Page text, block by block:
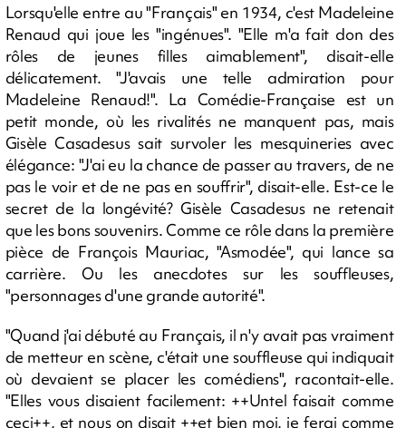
Lorsqu'elle entre au "Français" en 1934, c'est Madeleine
Renaud qui joue les "ingénues". "Elle m'a fait don des
rôles de jeunes filles aimablement", disait-elle
délicatement. "J'avais une telle admiration pour
Madeleine Renaud!". La Comédie-Française est un
petit monde, où les rivalités ne manquent pas, mais
Gisèle Casadesus sait survoler les mesquineries avec
élégance: "J'ai eu la chance de passer au travers, de ne
pas le voir et de ne pas en souffrir", disait-elle. Est-ce le
secret de la longévité? Gisèle Casadesus ne retenait
que les bons souvenirs. Comme ce rôle dans la première
pièce de François Mauriac, "Asmodée", qui lance sa
carrière. Ou les anecdotes sur les souffleuses,
"personnages d'une grande autorité".
"Quand j'ai débuté au Français, il n'y avait pas vraiment
de metteur en scène, c'était une souffleuse qui indiquait
où devaient se placer les comédiens", racontait-elle.
"Elles vous disaient facilement: ++Untel faisait comme
ceci++, et nous on disait ++et bien moi, je ferai comme